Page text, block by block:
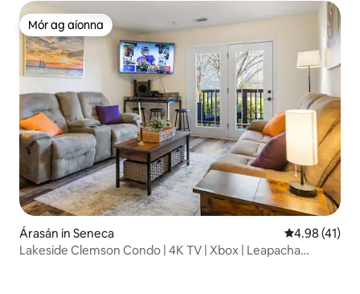
Mór ag aíonna
Mór ag aíonna
Árasán in Seneca Meánrátáil
4.98 (41)
Lakeside Clemson Condo | 4K TV | Xbox | Leapacha